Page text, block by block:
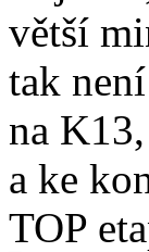
větší
tak
na
a ke
TOP